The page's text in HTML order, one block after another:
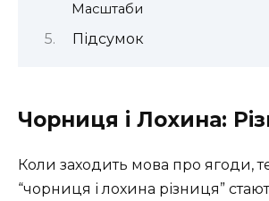
Масштаби
Підсумок
Чорниця і Лохина:
Коли заходить мова про ягоди,
“чорниця і лохина різниця”